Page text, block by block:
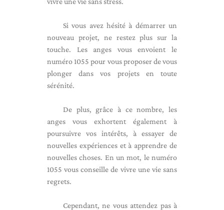
Si vous avez hésité à démarrer un
nouveau projet, ne restez plus sur la
touche. Les anges vous envoient le
numéro 1055 pour vous proposer de vous
plonger dans vos projets en toute
sérénité.
De plus, grâce à ce nombre, les
anges vous exhortent également à
poursuivre vos intérêts, à essayer de
nouvelles expériences et à apprendre de
nouvelles choses. En un mot, le numéro
1055 vous conseille de vivre une vie sans
regrets.
Cependant, ne vous attendez pas à